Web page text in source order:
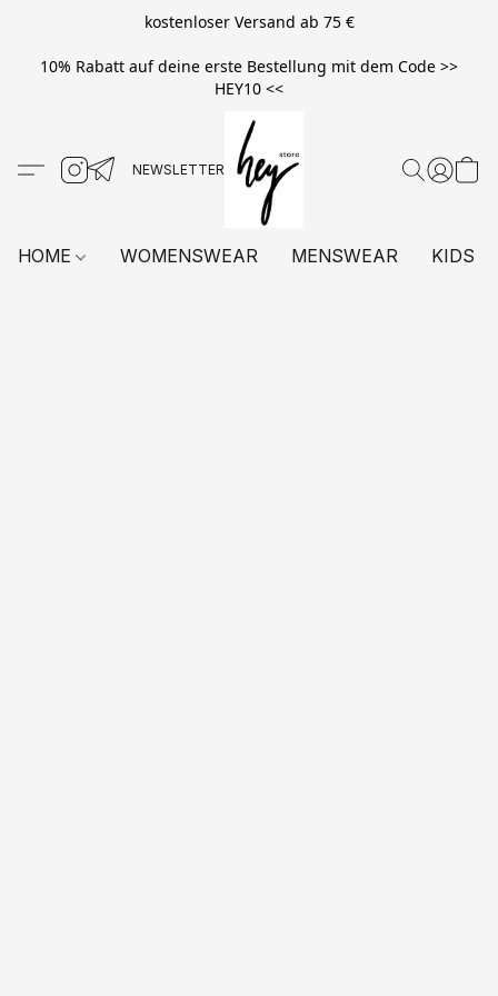
kostenloser Versand ab 75 €
10% Rabatt auf deine erste Bestellung mit dem Code >>
HEY10 <<
HOME WOMENSWEAR MENSWEAR KIDS